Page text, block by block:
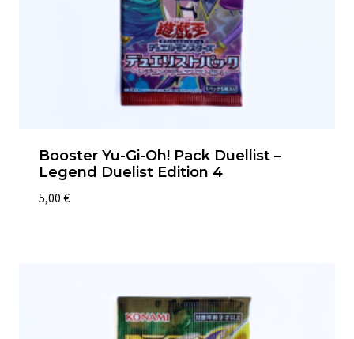
Booster Yu-Gi-Oh! Pack Duellist –
Legend Duelist Edition 4
5,00 €